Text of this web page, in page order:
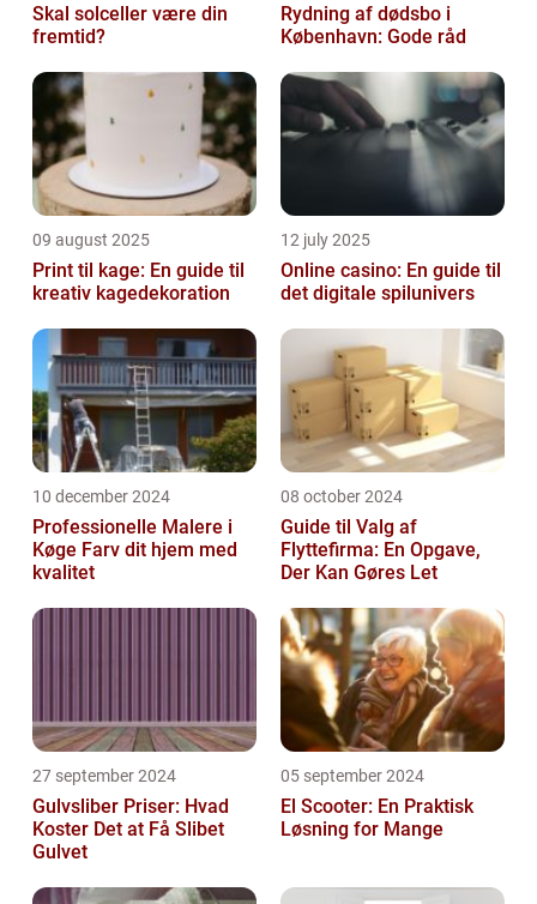
Skal solceller være din
fremtid?
Rydning af dødsbo i
København: Gode råd
09 august 2025
Print til kage: En guide til
kreativ kagedekoration
12 july 2025
Online casino: En guide til
det digitale spilunivers
10 december 2024
Professionelle Malere i
Køge Farv dit hjem med
kvalitet
08 october 2024
Guide til Valg af
Flyttefirma: En Opgave,
Der Kan Gøres Let
27 september 2024
Gulvsliber Priser: Hvad
Koster Det at Få Slibet
Gulvet
05 september 2024
El Scooter: En Praktisk
Løsning for Mange